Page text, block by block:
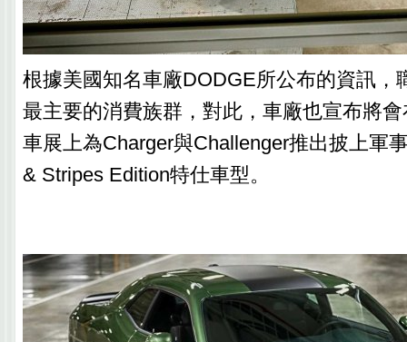
根據美國知名車廠DODGE所公布的資訊，
最主要的消費族群，對此，車廠也宣布將
車展上為Charger與Challenger推出披上軍
& Stripes Edition特仕車型。